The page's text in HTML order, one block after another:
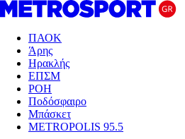
ΠΑΟΚ
Άρης
Ηρακλής
ΕΠΣΜ
ΡΟΗ
Ποδόσφαιρο
Μπάσκετ
METROPOLIS 95.5